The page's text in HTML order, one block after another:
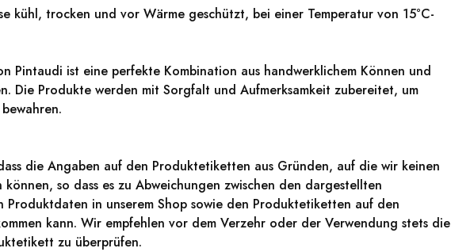
kühl, trocken und vor Wärme geschützt, bei einer Temperatur von 15°C-
Pintaudi ist eine perfekte Kombination aus handwerklichem Können und
Die Produkte werden mit Sorgfalt und Aufmerksamkeit zubereitet, um
die Angaben auf den Produktetiketten aus Gründen, auf die wir keinen
können, so dass es zu Abweichungen zwischen den dargestellten
Produktdaten in unserem Shop sowie den Produktetiketten auf den
kann. Wir empfehlen vor dem Verzehr oder der Verwendung stets die
zu überprüfen.